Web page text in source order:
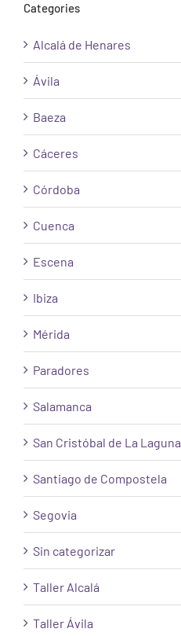
Categories
Alcalá de Henares
Ávila
Baeza
Cáceres
Córdoba
Cuenca
Escena
Ibiza
Mérida
Paradores
Salamanca
San Cristóbal de La Laguna
Santiago de Compostela
Segovia
Sin categorizar
Taller Alcalá
Taller Ávila